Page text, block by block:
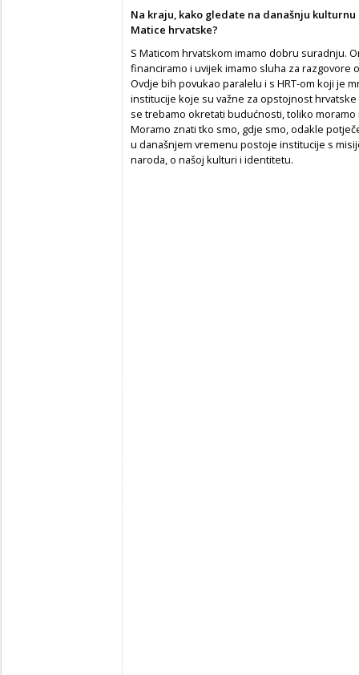
Na kraju, kako gledate na današnju
Matice hrvatske?
S Maticom hrvatskom imamo dobru suradnju.
financiramo i uvijek imamo sluha za razgovore
Ovdje bih povukao paralelu i s HRT-om koji je
institucije koje su važne za opstojnost
se trebamo okretati budućnosti, toliko
Moramo znati tko smo, gdje smo, odakle
u današnjem vremenu postoje institucije s
naroda, o našoj kulturi i identitetu.